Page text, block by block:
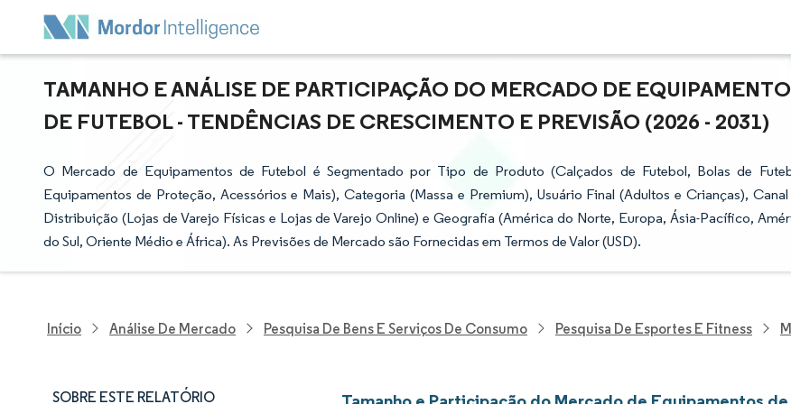
TAMANHO E ANÁLISE DE PARTICIPAÇÃO DO MERCADO DE
DE FUTEBOL - TENDÊNCIAS DE CRESCIMENTO E PREVISÃO (2026 - 2031)
O Mercado de Equipamentos de Futebol é Segmentado por Tipo de Produto (Calçados de Futebol, Bolas de
Equipamentos de Proteção, Acessórios e Mais), Categoria (Massa e Premium), Usuário Final (Adultos e Crianças),
Distribuição (Lojas de Varejo Físicas e Lojas de Varejo Online) e Geografia (América do Norte, Europa, Ásia-Pacífico,
do Sul, Oriente Médio e África). As Previsões de Mercado são Fornecidas em Termos de Valor (USD).
Início Análise De Mercado Pesquisa De Bens E Serviços De Consumo Pesquisa De Esportes E Fitness
SOBRE ESTE RELATÓRIO